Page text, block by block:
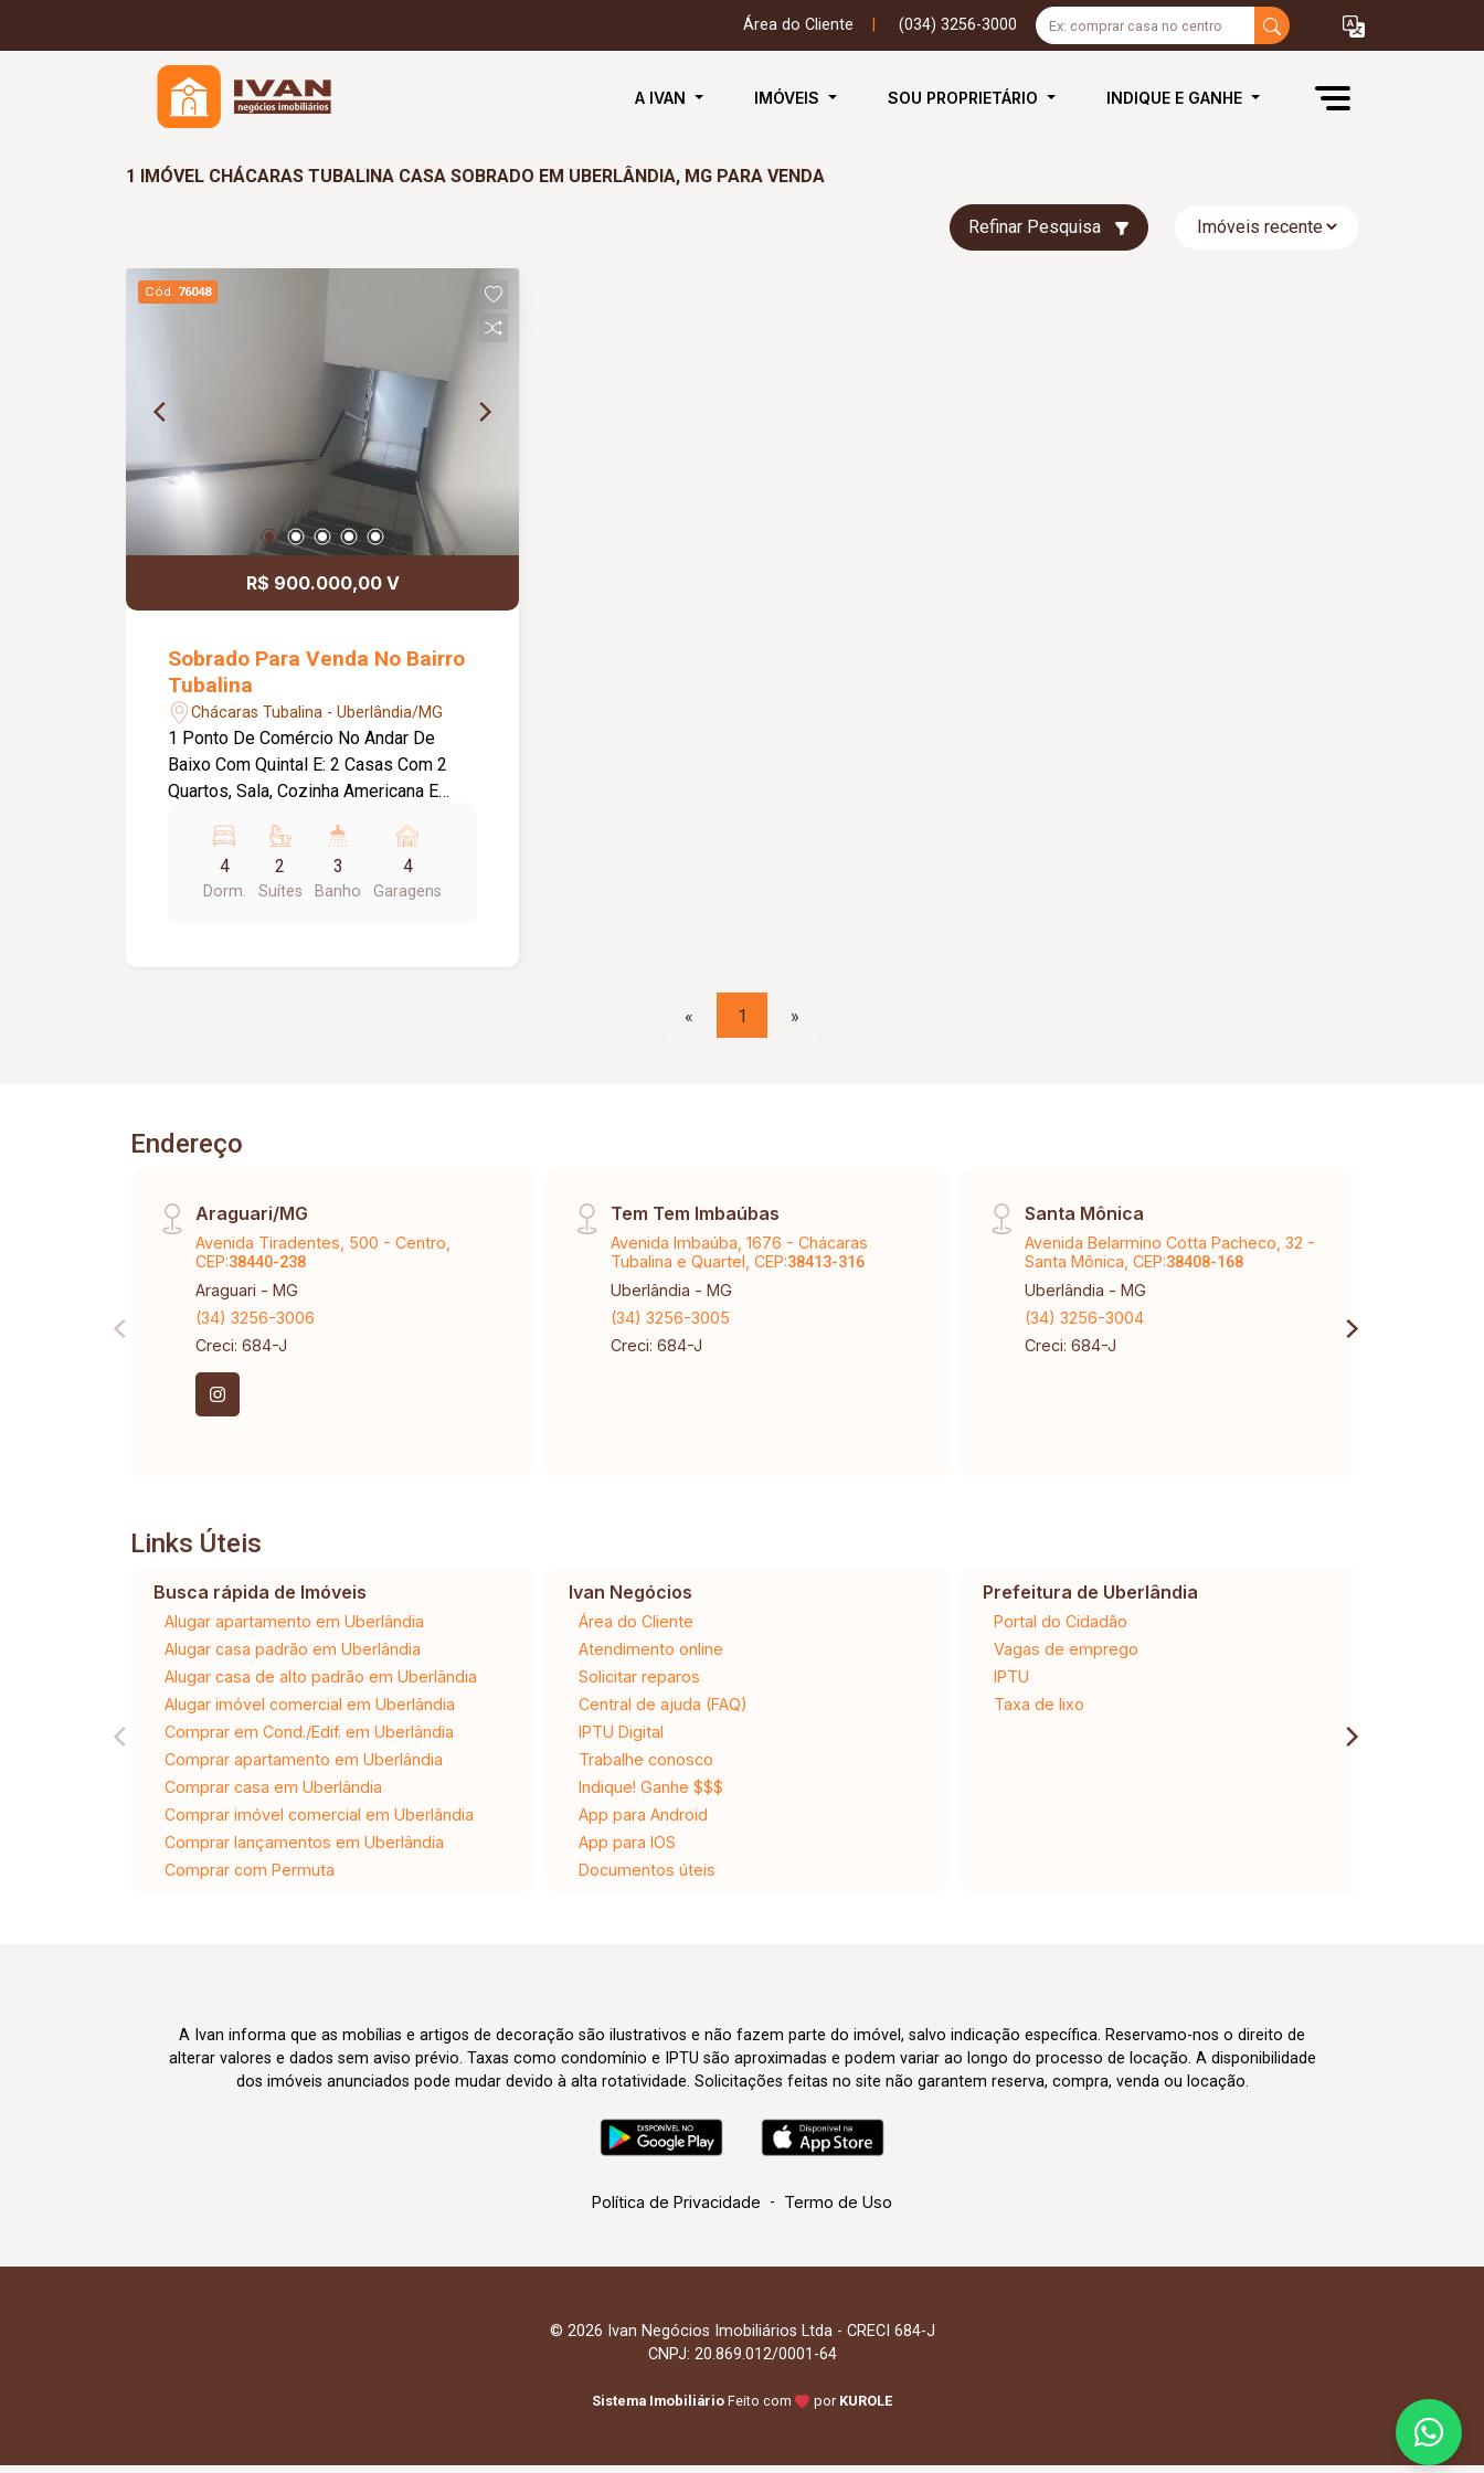
Área do Cliente (034) 3256-3000
A IVAN IMÓVEIS SOU PROPRIETÁRIO INDIQUE E GANHE
1 IMÓVEL CHÁCARAS TUBALINA CASA SOBRADO EM UBERLÂNDIA, MG PARA VENDA
Refinar Pesquisa
Cód. 76048
R$ 900.000,00 V
Sobrado Para Venda No Bairro
Tubalina
Chácaras Tubalina - Uberlândia/MG
1 Ponto De Comércio No Andar De
Baixo Com Quintal E: 2 Casas Com 2
Quartos, Sala, Cozinha Americana E
Apartamento: Sala 4 Quartos Sendo 2
Suítes 1 Banheiro Social Copa Cozinha
Área De Serviço Garagem 4 Carros
4
Dorm.
2
Suítes
3
Banho
4
Garagens
« 1 »
Endereço
Araguari/MG
Avenida Tiradentes, 500 - Centro,
CEP:38440-238
Araguari - MG
(34) 3256-3006
Creci: 684-J
Tem Tem Imbaúbas
Avenida Imbaúba, 1676 - Chácaras
Tubalina e Quartel, CEP:38413-316
Uberlândia - MG
(34) 3256-3005
Creci: 684-J
Santa Mônica
Avenida Belarmino Cotta Pacheco, 32 -
Santa Mônica, CEP:38408-168
Uberlândia - MG
(34) 3256-3004
Creci: 684-J
Links Úteis
Busca rápida de Imóveis
Alugar apartamento em Uberlândia
Alugar casa padrão em Uberlândia
Alugar casa de alto padrão em Uberlândia
Alugar imóvel comercial em Uberlândia
Comprar em Cond./Edif. em Uberlândia
Comprar apartamento em Uberlândia
Comprar casa em Uberlândia
Comprar imóvel comercial em Uberlândia
Comprar lançamentos em Uberlândia
Comprar com Permuta
Ivan Negócios
Área do Cliente
Atendimento online
Solicitar reparos
Central de ajuda (FAQ)
IPTU Digital
Trabalhe conosco
Indique! Ganhe $$$
App para Android
App para IOS
Documentos úteis
Prefeitura de Uberlândia
Portal do Cidadão
Vagas de emprego
IPTU
Taxa de lixo
A Ivan informa que as mobílias e artigos de decoração são ilustrativos e não fazem parte do imóvel, salvo indicação específica. Reservamo-nos o direito de
alterar valores e dados sem aviso prévio. Taxas como condomínio e IPTU são aproximadas e podem variar ao longo do processo de locação. A disponibilidade
dos imóveis anunciados pode mudar devido à alta rotatividade. Solicitações feitas no site não garantem reserva, compra, venda ou locação.
Política de Privacidade - Termo de Uso
© 2026 Ivan Negócios Imobiliários Ltda - CRECI 684-J
CNPJ: 20.869.012/0001-64
Sistema Imobiliário Feito com por KUROLE